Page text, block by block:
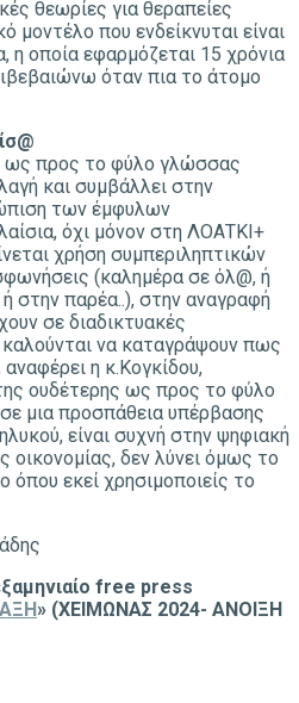
θεωρίες για θεραπείες
μοντέλο που ενδείκνυται είναι
η οποία εφαρμόζεται 15 χρόνια
όταν πια το άτομο
ως προς το φύλο γλώσσας
και συμβάλλει στην
των έμφυλων
όχι μόνον στη ΛΟΑΤΚΙ+
χρήση συμπεριληπτικών
(καλημέρα σε όλ@, ή
στην παρέα..), στην αναγραφή
σε διαδικτυακές
να καταγράψουν πως
η κ.Κογκίδου,
ουδέτερης ως προς το φύλο
μια προσπάθεια υπέρβασης
είναι συχνή στην ψηφιακή
οικονομίας, δεν λύνει όμως το
εκεί χρησιμοποιείς το
free press
» (ΧΕΙΜΩΝΑΣ 2024- ΑΝΟΙΞΗ